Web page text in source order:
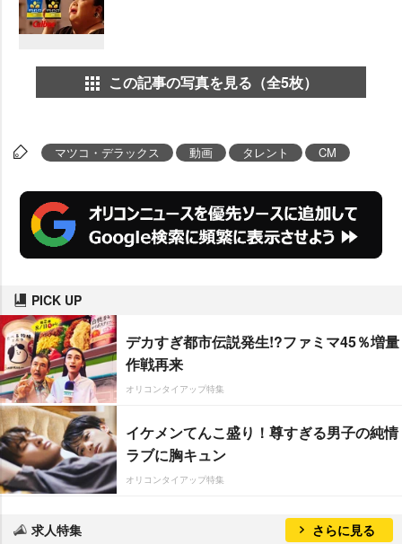
この記事の写真を見る（全5枚）
マツコ・デラックス 動画 タレント CM
PICK UP
デカすぎ都市伝説発生!?ファミマ45％増量
作戦再来
オリコンタイアップ特集
イケメンてんこ盛り！尊すぎる男子の純情
ラブに胸キュン
オリコンタイアップ特集
求人特集 さらに見る